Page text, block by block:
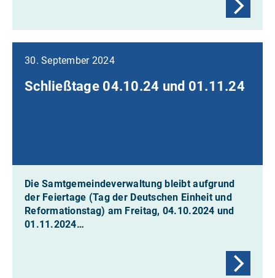
30. September 2024
Schließtage 04.10.24 und 01.11.24
Die Samtgemeindeverwaltung bleibt aufgrund
der Feiertage (Tag der Deutschen Einheit und
Reformationstag) am Freitag, 04.10.2024 und
01.11.2024…